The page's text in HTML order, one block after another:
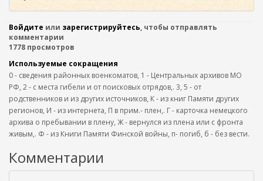
Войдите или зарегистрируйтесь, чтобы отправлять
комментарии
1778 просмотров
Используемые сокращения
0 - сведения районных военкоматов, 1 - Центральных архивов МО
РФ, 2 - с места гибели и от поисковых отрядов,. 3, 5 - от
родственников и из других источников, К - из книг Памяти других
регионов, И - из интернета, П в прим.- плен,. Г - карточка немецкого
архива о пребывании в плену, Ж - вернулся из плена или с фронта
живым,. Ф - из Книги Памяти Финской войны, п- погиб, б - без вести.
Комментарии